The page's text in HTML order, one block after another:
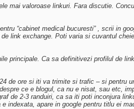
mai valoroase linkuri. Fara discutie.
“cabinet medical bucuresti” , scrii in
link exchange. Poti varia si cuvantul
principale. Ca sa definitivezi profilul de
de ore si iti va trimite si trafic – si pentru
ce e blogul, ca nu e nisat, sau etc,
de 2-3 randuiri, ca sa iti poti inconjura
indexata, apare in google pentru titlu ei